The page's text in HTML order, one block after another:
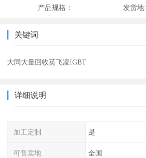
产品规格： 发货地:
关键词
大同大量回收英飞凌IGBT
详细说明
加工定制 是
可售卖地 全国